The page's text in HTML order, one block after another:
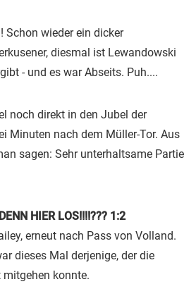
Schon wieder ein dicker
diesmal ist Lewandowski
- und es war Abseits. Puh....
noch direkt in den Jubel der
Minuten nach dem Müller-Tor. Aus
sagen: Sehr unterhaltsame Partie
HIER LOS!!!!??? 1:2
erneut nach Pass von Volland.
dieses Mal derjenige, der die
konnte.